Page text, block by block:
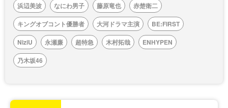
浜辺美波
なにわ男子 藤原竜也
赤楚衛二
キングオブコント優勝者
大河ドラマ主演
BE:FIRST
NiziU
永瀬廉 超特急 木村拓哉
ENHYPEN
乃木坂46